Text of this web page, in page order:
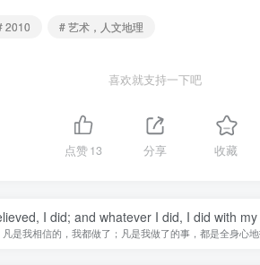
2010 # 艺术，人文地理
喜欢就支持一下吧
点赞13 分享 收藏
I did; and whatever I did, I did with
凡是我相信的，我都做了；凡是我做了的事，都是全身心